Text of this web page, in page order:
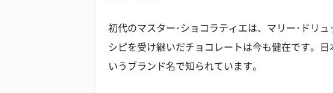
初代のマスター･ショコラティエは、マリー･ドリ
シピを受け継いだチョコレートは今も健在です。
いうブランド名で知られています。